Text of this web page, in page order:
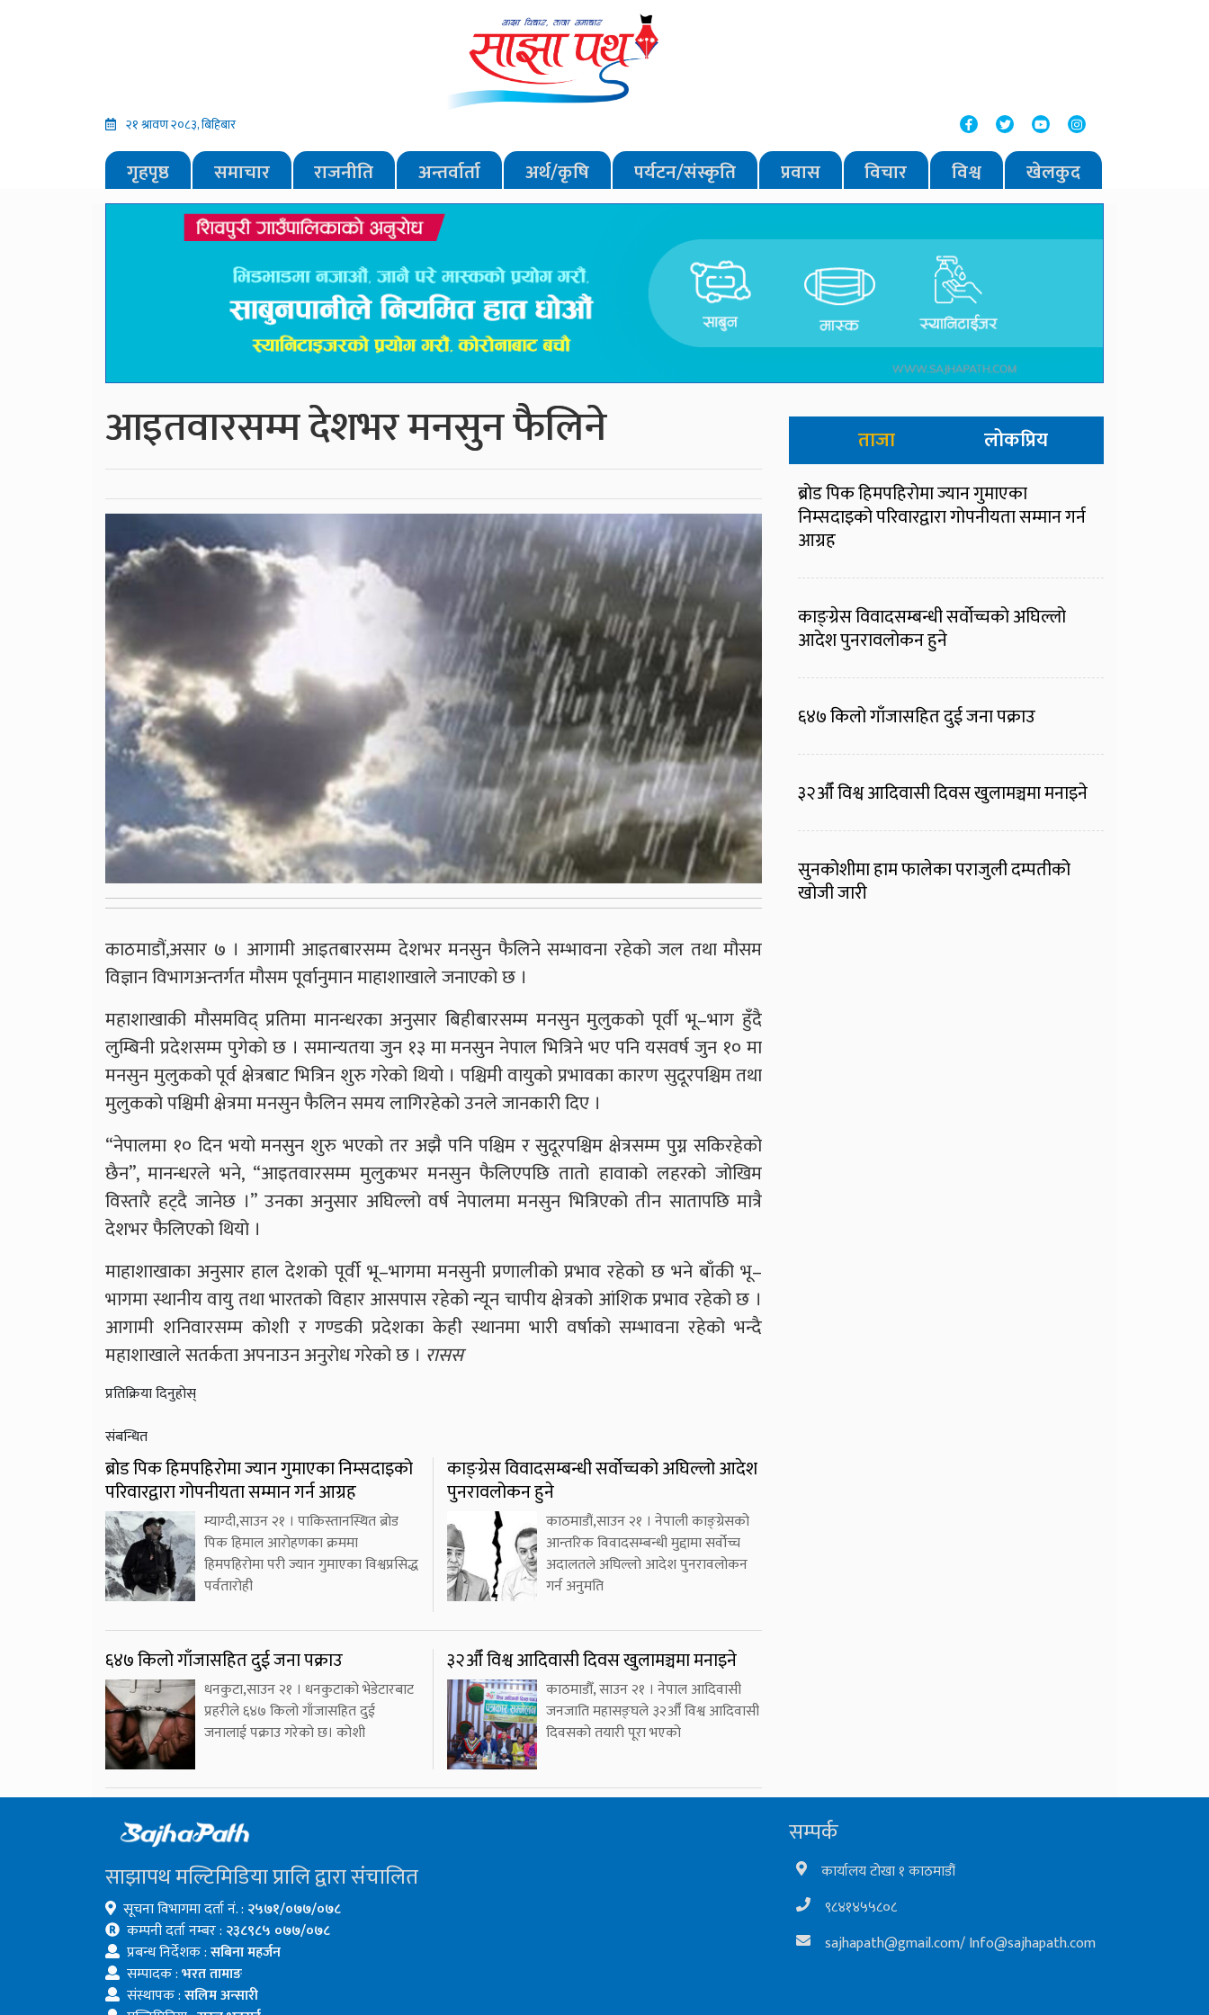
२१ श्रावण २०८३, बिहिबार
गृहपृष्ठ समाचार राजनीति अन्तर्वार्ता अर्थ/कृषि पर्यटन/संस्कृति प्रवास विचार विश्व खेलकुद
आइतवारसम्म देशभर मनसुन फैलिने
काठमाडौं,असार ७ । आगामी आइतबारसम्म देशभर मनसुन फैलिने सम्भावना रहेको जल तथा मौसम
विज्ञान विभागअन्तर्गत मौसम पूर्वानुमान माहाशाखाले जनाएको छ ।
महाशाखाकी मौसमविद् प्रतिमा मानन्धरका अनुसार बिहीबारसम्म मनसुन मुलुकको पूर्वी भू–भाग हुँदै
लुम्बिनी प्रदेशसम्म पुगेकाे छ । समान्यतया जुन १३ मा मनसुन नेपाल भित्रिने भए पनि यसवर्ष जुन १० मा
मनसुन मुलुकको पूर्व क्षेत्रबाट भित्रिन शुरु गरेको थियो । पश्चिमी वायुको प्रभावका कारण सुदूरपश्चिम तथा
मुलुकको पश्चिमी क्षेत्रमा मनसुन फैलिन समय लागिरहेको उनले जानकारी दिए ।
“नेपालमा १० दिन भयो मनसुन शुरु भएको तर अझै पनि पश्चिम र सुदूरपश्चिम क्षेत्रसम्म पुग्न सकिरहेको
छैन”, मानन्धरले भने, “आइतवारसम्म मुलुकभर मनसुन फैलिएपछि तातो हावाको लहरको जोखिम
विस्तारै हट्दै जानेछ ।” उनका अनुसार अघिल्लो वर्ष नेपालमा मनसुन भित्रिएको तीन सातापछि मात्रै
देशभर फैलिएको थियो ।
माहाशाखाका अनुसार हाल देशको पूर्वी भू–भागमा मनसुनी प्रणालीको प्रभाव रहेको छ भने बाँकी भू–
भागमा स्थानीय वायु तथा भारतको विहार आसपास रहेको न्यून चापीय क्षेत्रको आंशिक प्रभाव रहेको छ ।
आगामी शनिवारसम्म कोशी र गण्डकी प्रदेशका केही स्थानमा भारी वर्षाको सम्भावना रहेको भन्दै
महाशाखाले सतर्कता अपनाउन अनुरोध गरेको छ । रासस
प्रतिक्रिया दिनुहोस्
संबन्धित
ब्रोड पिक हिमपहिरोमा ज्यान गुमाएका निम्सदाइको
परिवारद्वारा गोपनीयता सम्मान गर्न आग्रह
म्याग्दी,साउन २१ । पाकिस्तानस्थित ब्रोड
पिक हिमाल आरोहणका क्रममा
हिमपहिरोमा परी ज्यान गुमाएका विश्वप्रसिद्ध
पर्वतारोही
काङ्ग्रेस विवादसम्बन्धी सर्वोच्चको अघिल्लो आदेश
पुनरावलोकन हुने
काठमाडौं,साउन २१ । नेपाली काङ्ग्रेसको
आन्तरिक विवादसम्बन्धी मुद्दामा सर्वोच्च
अदालतले अघिल्लो आदेश पुनरावलोकन
गर्न अनुमति
६४७ किलो गाँजासहित दुई जना पक्राउ
धनकुटा,साउन २१ । धनकुटाको भेडेटारबाट
प्रहरीले ६४७ किलो गाँजासहित दुई
जनालाई पक्राउ गरेको छ। कोशी
३२औँ विश्व आदिवासी दिवस खुलामञ्चमा मनाइने
काठमाडौँ, साउन २१ । नेपाल आदिवासी
जनजाति महासङ्घले ३२औँ विश्व आदिवासी
दिवसको तयारी पूरा भएको
ताजा लोकप्रिय
ब्रोड पिक हिमपहिरोमा ज्यान गुमाएका
निम्सदाइको परिवारद्वारा गोपनीयता सम्मान गर्न
आग्रह
काङ्ग्रेस विवादसम्बन्धी सर्वोच्चको अघिल्लो
आदेश पुनरावलोकन हुने
६४७ किलो गाँजासहित दुई जना पक्राउ
३२औँ विश्व आदिवासी दिवस खुलामञ्चमा मनाइने
सुनकोशीमा हाम फालेका पराजुली दम्पतीको
खोजी जारी
साझापथ मल्टिमिडिया प्रालि द्वारा संचालित
सूचना विभागमा दर्ता नं. : २५७१/०७७/०७८
कम्पनी दर्ता नम्बर : २३८९८५ ०७७/०७८
प्रबन्ध निर्देशक :सबिना महर्जन
सम्पादक :भरत तामाङ
संस्थापक :सलिम अन्सारी
सम्पर्क
कार्यालय टोखा १ काठमाडौं
९८४१४५५८०८
sajhapath@gmail.com/Info@sajhapath.com